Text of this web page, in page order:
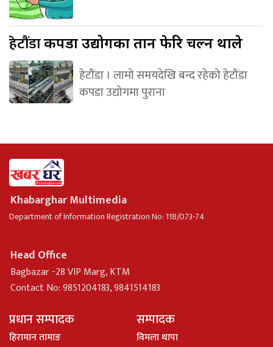
हेटौंडाकपडा उद्योगका तान फेरि चल्न थाले
हेटौंडा । लामो समयदेखि बन्द रहेको हेटौंडा
कपडा उद्योगमा पुराना
Khabarghar Multimedia
Department of Information Registration No: 118/073-74
Head Office
Bagbazar -28 VIP Marg, KTM
Contact No: 9851204183, 9841514183
प्रधान सम्पादक
हिरामान तामाङ
सम्पादक
विमला थापा